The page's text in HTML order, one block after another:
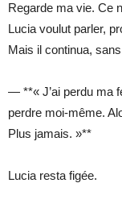
Regarde ma vie. Ce
Lucia voulut parler,
Mais il continua,
— **« J’ai perdu ma
perdre moi-même.
Plus jamais. »**
Lucia resta figée.